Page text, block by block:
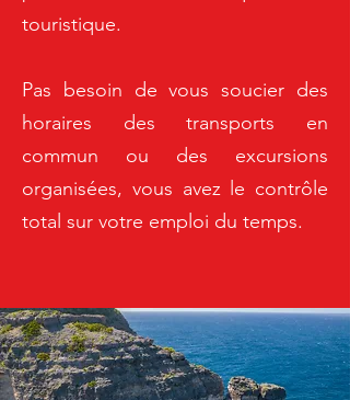
touristique.
Pas besoin de vous soucier des
horaires des transports en
commun ou des excursions
organisées, vous avez le contrôle
total sur votre emploi du temps.